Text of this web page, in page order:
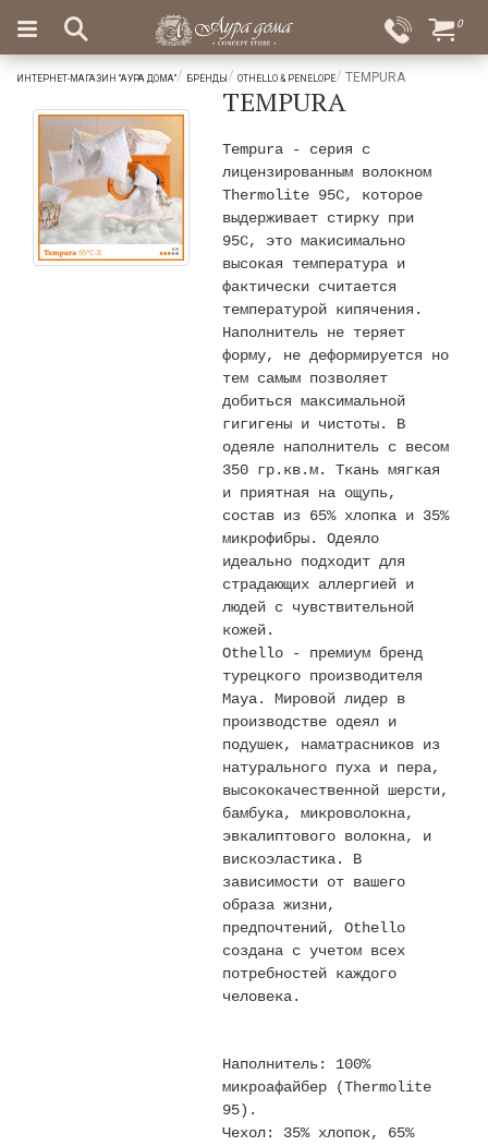
Вход
Избранное
×
Подарки
Ароматы
для
дома
Бар
0
ИНТЕРНЕТ-МАГАЗИН "АУРА ДОМА" БРЕНДЫ OTHELLO & PENELOPE TEMPURA
TEMPURA
Tempura - серия с
лицензированным волокном
Thermolite 95C, которое
выдерживает стирку при
95С, это макисимально
высокая температура и
фактически считается
температурой кипячения.
Наполнитель не теряет
форму, не деформируется но
тем самым позволяет
добиться максимальной
гигигены и чистоты. В
одеяле наполнитель с весом
350 гр.кв.м. Ткань мягкая
и приятная на ощупь,
состав из 65% хлопка и 35%
микрофибры. Одеяло
идеально подходит для
страдающих аллергией и
людей с чувствительной
кожей.
Othello - премиум бренд
турецкого производителя
Maya. Мировой лидер в
производстве одеял и
подушек, наматрасников из
натурального пуха и пера,
высококачественной шерсти,
бамбука, микроволокна,
эвкалиптового волокна, и
вискоэластика. В
зависимости от вашего
образа жизни,
предпочтений, Othello
создана с учетом всех
потребностей каждого
человека.
Наполнитель: 100%
микроaфайбер (Thermolite
95).
Чехол: 35% хлопок, 65%